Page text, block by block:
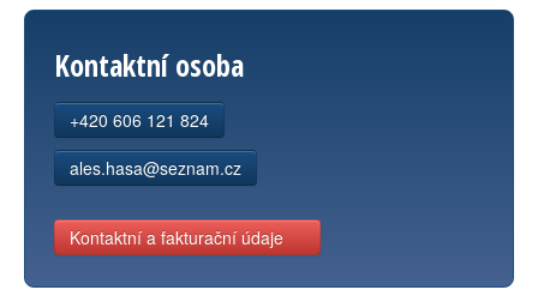
Kontaktní osoba
+420 606 121 824
ales.hasa@seznam.cz
Kontaktní a fakturační údaje